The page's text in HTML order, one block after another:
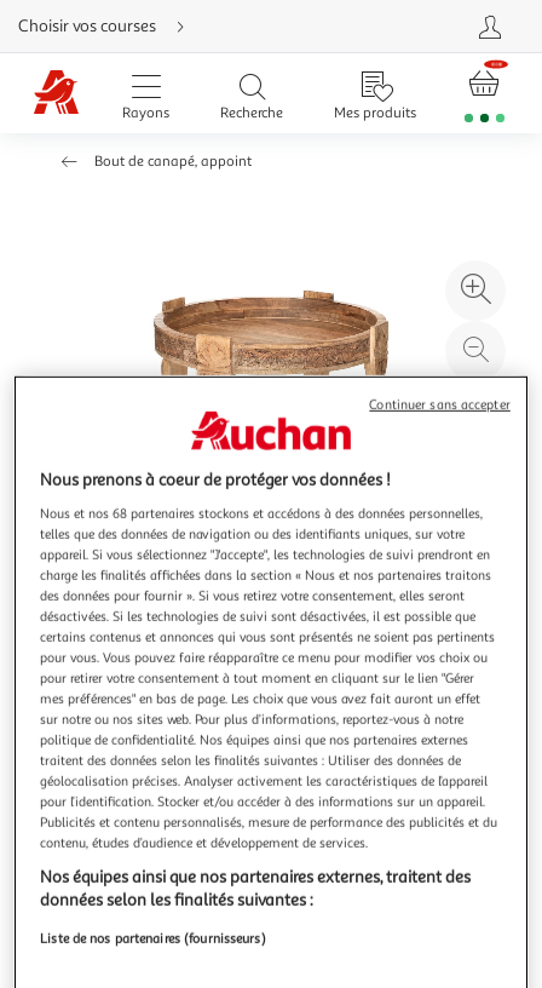
Aller
directement
au
contenu
Aller
directement
Aller
Choisir vos courses
Rayons Recherche Mes produits
Bout de canapé, appoint
à
Illustration
précédente
Illustration
suivante
ATMOSPHERA
Table d'appoint en bois gypsy 75cm naturel
Informations Techniques : Dimensions : D. 75 x H. 43 cm
Matières : Bois (Manguier) & MDF Spécificités : Design &
Original Table d'Appoint Ronde Motifs autour du plateau
Poids : 5,4 kg Couleur : Naturel
En savoir +
Vendu parParis Prix
Livraison dès 1/2 semaines
19,99€
Plus d'options
Nous prenons à coeur de protéger vos données !
Nous et nos 68 partenaires stockons et accédons à des données personnelles,
telles que des données de navigation ou des identifiants uniques, sur votre
appareil. Si vous sélectionnez "J'accepte", les technologies de suivi prendront en
charge les finalités affichées dans la section « Nous et nos partenaires traitons
des données pour fournir ». Si vous retirez votre consentement, elles seront
désactivées. Si les technologies de suivi sont désactivées, il est possible que
certains contenus et annonces qui vous sont présentés ne soient pas pertinents
pour vous. Vous pouvez faire réapparaître ce menu pour modifier vos choix ou
pour retirer votre consentement à tout moment en cliquant sur le lien "Gérer
mes préférences" en bas de page. Les choix que vous avez fait auront un effet
sur notre ou nos sites web. Pour plus d’informations, reportez-vous à notre
politique de confidentialité. Nos équipes ainsi que nos partenaires externes
traitent des données selon les finalités suivantes : Utiliser des données de
géolocalisation précises. Analyser activement les caractéristiques de l’appareil
pour l’identification. Stocker et/ou accéder à des informations sur un appareil.
Publicités et contenu personnalisés, mesure de performance des publicités et du
contenu, études d’audience et développement de services.
Nos équipes ainsi que nos partenaires externes, traitent des
données selon les finalités suivantes :
Liste de nos partenaires (fournisseurs)
Continuer sans accepter